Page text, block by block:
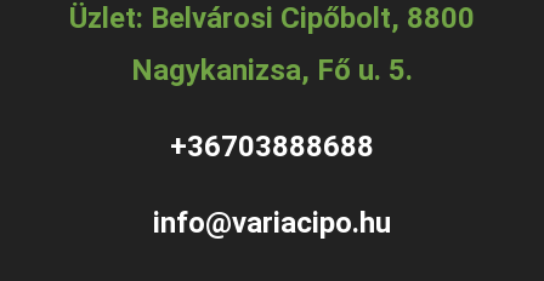
Üzlet: Belvárosi Cipőbolt, 8800
Nagykanizsa, Fő u. 5.
+36703888688
info@variacipo.hu